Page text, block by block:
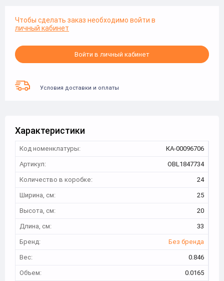
Чтобы сделать заказ необходимо войти в
личный кабинет
Войти в личный кабинет
Условия доставки и оплаты
Характеристики
Код номенклатуры:
КА-00096706
Артикул:
OBL1847734
Количество в коробке:
24
Ширина, см:
25
Высота, см:
20
Длина, см:
33
Бренд:
Без бренда
Вес:
0.846
Объем:
0.0165